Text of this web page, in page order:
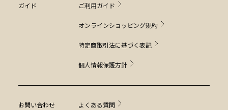
ガイド ご利用ガイド
オンラインショッピング規約
特定商取引法に基づく表記
個人情報保護方針
お問い合わせ よくある質問